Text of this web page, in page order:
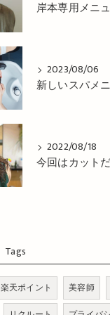
岸本専用メニ
2023/08/06
2022/08/18
Tags
楽天ポイント 美容師